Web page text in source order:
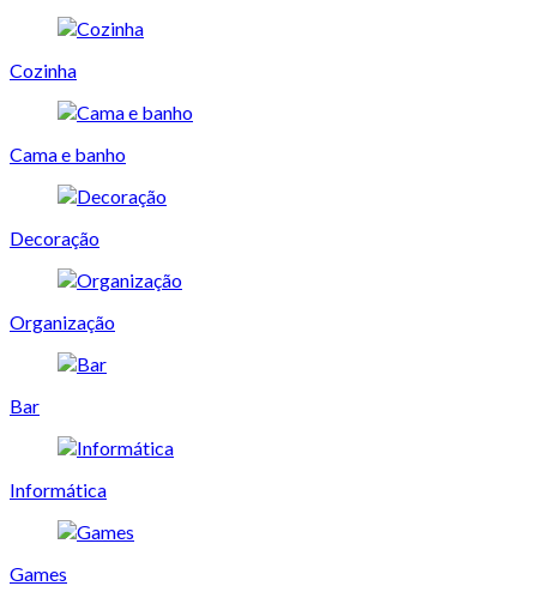
Cozinha
Cama e banho
Decoração
Organização
Bar
Informática
Games